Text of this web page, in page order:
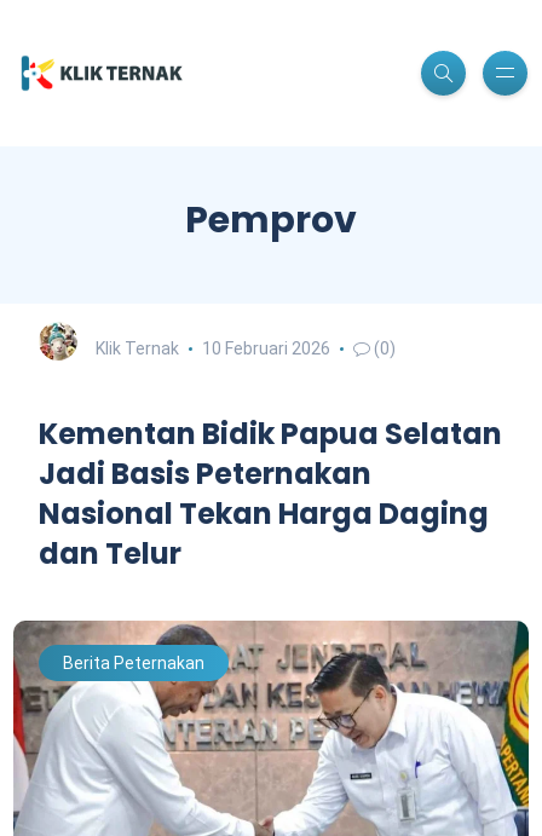
Pemprov
Klik Ternak 10 Februari 2026 (0)
Kementan Bidik Papua Selatan
Jadi Basis Peternakan
Nasional Tekan Harga Daging
dan Telur
Berita Peternakan